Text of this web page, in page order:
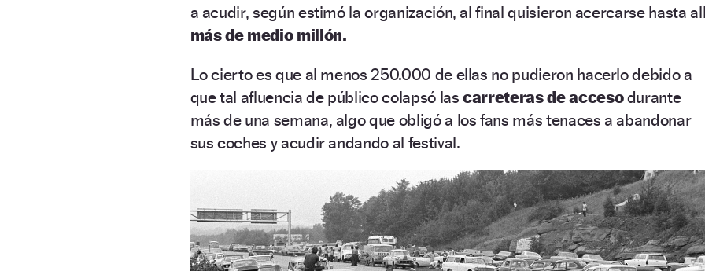
a acudir, según estimó la organización, al final quisieron acercarse hasta
más de medio millón.
Lo cierto es que al menos 250.000 de ellas no pudieron hacerlo debido a
que tal afluencia de público colapsó lascarreteras de accesodurante
más de una semana, algo que obligó a los fans más tenaces a abandonar
sus coches y acudir andando al festival.